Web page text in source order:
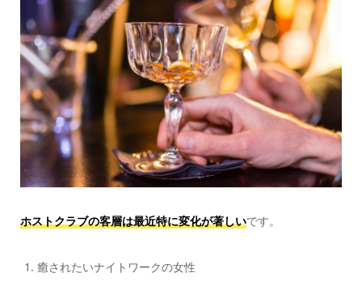
ホストクラブの客層は最近特に変化が著しいです。
癒されたいナイトワークの女性